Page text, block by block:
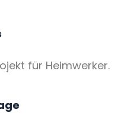
für Heimwerker.